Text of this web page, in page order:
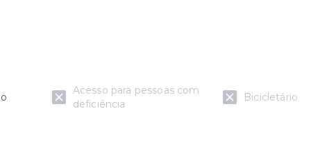
um estacionamento ao lado do prédio. Valores e
Acesso para pessoas com
deficiência
Bicicletário